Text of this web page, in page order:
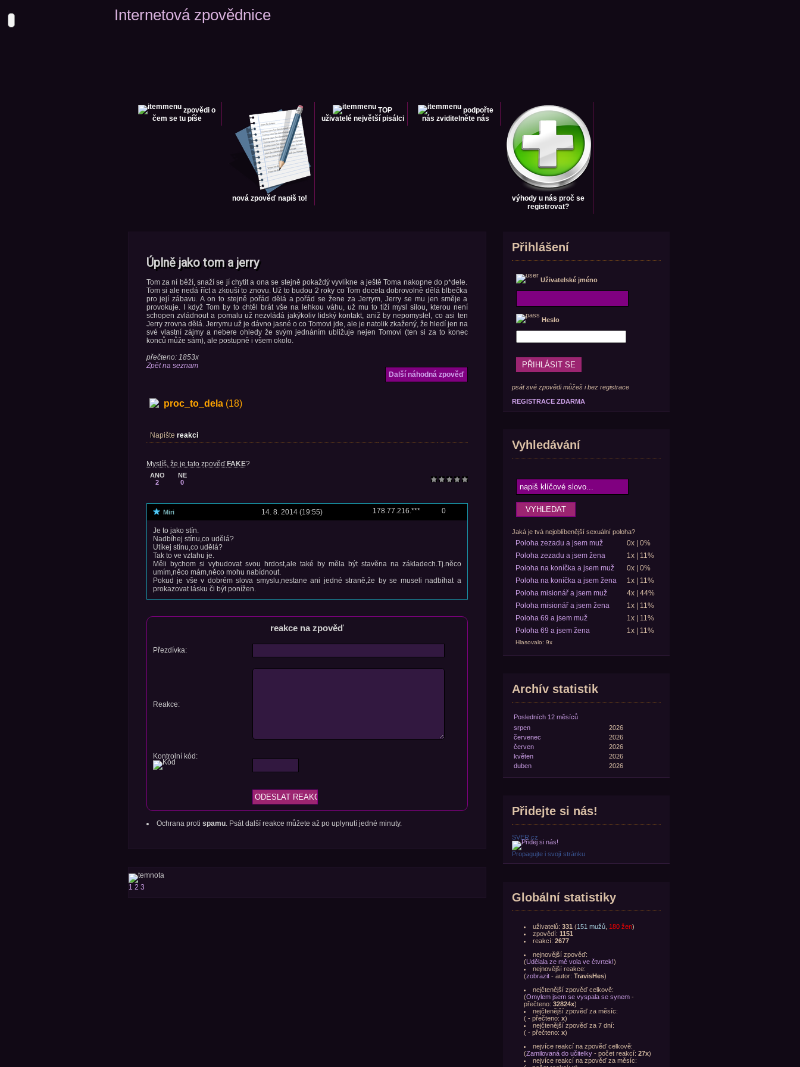
Internetová zpovědnice
zpovědi o
čem se tu píše
nová zpověď napiš to!
TOP
uživatelé největší pisálci
podpořte
nás zviditelněte nás
výhody u nás proč se
registrovat?
Úplně jako tom a jerry
Tom za ní běží, snaží se jí chytit a ona se stejně pokaždý vyvlíkne a ještě Toma nakopne do p*dele.
Tom si ale nedá říct a zkouší to znovu. Už to budou 2 roky co Tom docela dobrovolně dělá blbečka
pro její zábavu. A on to stejně pořád dělá a pořád se žene za Jerrym, Jerry se mu jen směje a
provokuje. I když Tom by to chtěl brát vše na lehkou váhu, už mu to tíží mysl silou, kterou není
schopen zvládnout a pomalu už nezvládá jakýkoliv lidský kontakt, aniž by nepomyslel, co asi ten
Jerry zrovna dělá. Jerrymu už je dávno jasné o co Tomovi jde, ale je natolik zkažený, že hledí jen na
své vlastní zájmy a nebere ohledy že svým jednáním ubližuje nejen Tomovi (ten si za to konec
konců může sám), ale postupně i všem okolo.
přečteno: 1853x
Zpět na seznam
Další náhodná zpověď
proc_to_dela(18)
Napište reakci
Myslíš, že je tato zpověďFAKE?
ANO
2
NE
0
Miri 14. 8. 2014 (19:55) 178.77.216.*** 0
Je to jako stín.
Nadbíhej stínu,co udělá?
Utíkej stínu,co udělá?
Tak to ve vztahu je.
Měli bychom si vybudovat svou hrdost,ale také by měla být stavěna na základech.Tj.něco
umím,něco mám,něco mohu nabídnout.
Pokud je vše v dobrém slova smyslu,nestane ani jedné straně,že by se museli nadbíhat a
prokazovat lásku či být ponížen.
reakce na zpověď
Přezdívka:
Reakce:
Kontrolní kód:
Ochrana proti spamu. Psát další reakce můžete až po uplynutí jedné minuty.
1 2 3
Přihlášení
Uživatelské jméno
Heslo
psát své zpovědi můžeš i bez registrace
REGISTRACE ZDARMA
Vyhledávání
Jaká je tvá nejoblíbenější sexuální poloha?
Poloha zezadu a jsem muž
0x | 0%
Poloha zezadu a jsem žena
1x | 11%
Poloha na koníčka a jsem muž
0x | 0%
Poloha na koníčka a jsem žena
1x | 11%
Poloha misionář a jsem muž
4x | 44%
Poloha misionář a jsem žena
1x | 11%
Poloha 69 a jsem muž
1x | 11%
Poloha 69 a jsem žena
1x | 11%
Hlasovalo: 9x
Archív statistik
Posledních 12 měsíců
srpen
2026
červenec
2026
červen
2026
květen
2026
duben
2026
Přidejte si nás!
SVER.cz
Propagujte i svojí stránku
Globální statistiky
uživatelů: 331 (151 mužů, 180 žen)
zpovědí: 1151
reakcí: 2677
nejnovější zpověď:
(Udělala ze mě vola ve čtvrtek!)
nejnovější reakce:
(zobrazit- autor: TravisHes)
nejčtenější zpověď celkově:
(Omylem jsem se vyspala se synem-
přečteno: 32824x)
nejčtenější zpověď za měsíc:
(- přečteno: x)
nejčtenější zpověď za 7 dní:
(- přečteno: x)
nejvíce reakcí na zpověď celkově:
(Zamilovaná do učitelky- počet reakcí: 27x)
nejvíce reakcí na zpověď za měsíc: